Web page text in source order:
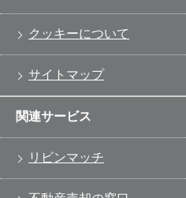
クッキーについて
サイトマップ
関連サービス
リビンマッチ